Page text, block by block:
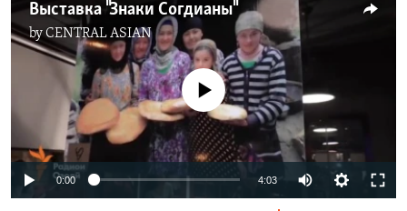
Выставка "Знаки Согдианы"
byCENTRAL ASIAN
No media source currently available
0:00 4:03